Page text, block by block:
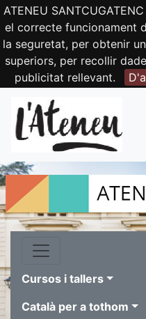
ATENEU
el correcte funcionament
la seguretat, per obtenir
superiors, per recollir
publicitat rellevant.
Cursos i tallers
Català per a tothom